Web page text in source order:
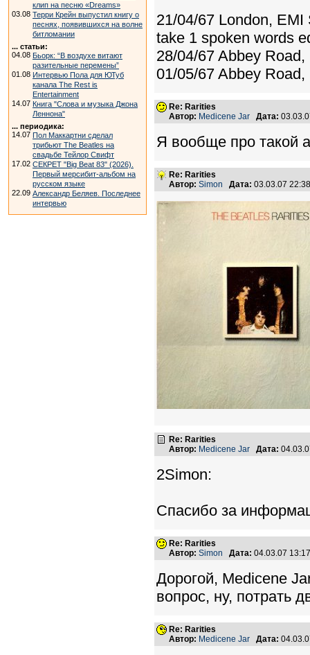
клип на песню «Dreams»
03.08 Терри Крейн выпустил книгу о
песнях, появившихся на волне
битломании
... статьи:
04.08 Бьорк: “В воздухе витают
разительные перемены”
01.08 Интервью Пола для ЮТуб
канала The Rest is
Entertainment
14.07 Книга "Слова и музыка Джона
Леннона"
... периодика:
14.07 Пол Маккартни сделал
трибьют The Beatles на
свадьбе Тейлор Свифт
17.02 СЕКРЕТ "Big Beat 83" (2026).
Первый мерсибит-альбом на
русском языке
22.09 Александр Беляев. Последнее
интервью
21/04/67 London, EMI
take 1 spoken words
28/04/67 Abbey
01/05/67 Abbey
Re: Rarities
Автор: Medicene Jar Дата:
Я вообще про такой
Re: Rarities
Автор: Simon Дата: 03.03.07
Re: Rarities
Автор: Medicene Jar Дата:
2Simon:
Спасибо за
Re: Rarities
Автор: Simon Дата: 04.03.07
Дорогой, Medicene
вопрос, ну, потрать
Re: Rarities
Автор: Medicene Jar Дата: